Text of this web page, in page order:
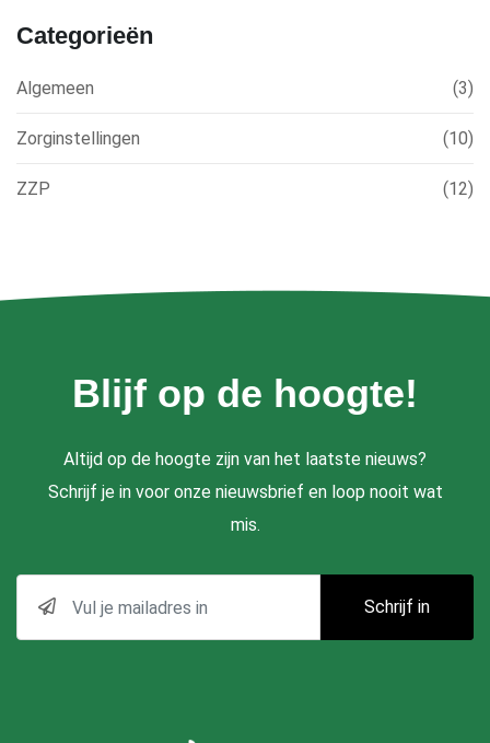
Categorieën
Algemeen (3)
Zorginstellingen (10)
ZZP (12)
Blijf op de hoogte!
Altijd op de hoogte zijn van het laatste nieuws?
Schrijf je in voor onze nieuwsbrief en loop nooit wat
mis.
Schrijf in